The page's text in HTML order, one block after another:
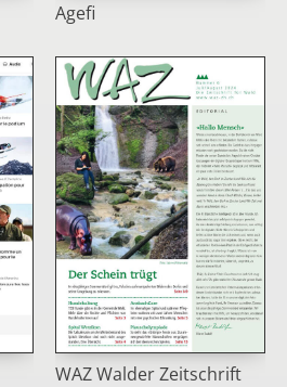
Agefi
WAZ Walder Zeitschrift